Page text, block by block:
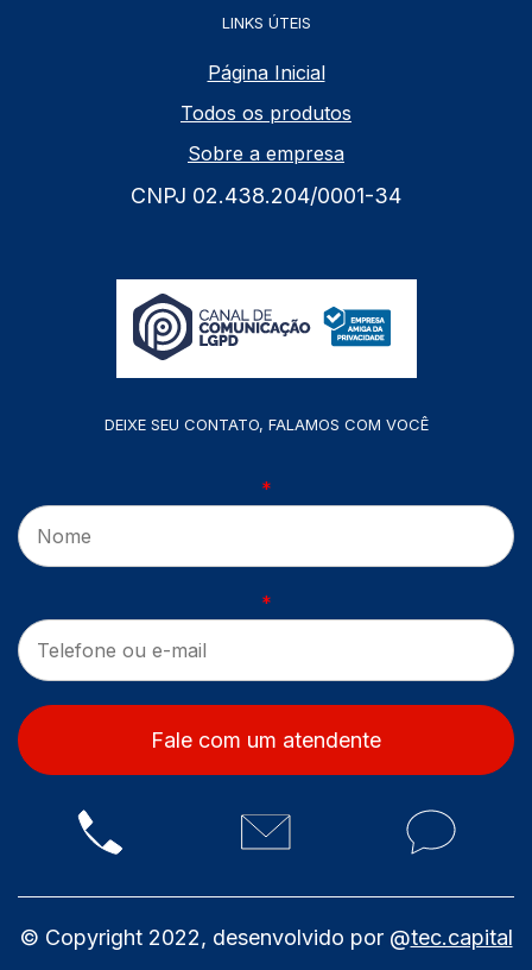
LINKS ÚTEIS
Página Inicial
Todos os produtos
Sobre a empresa
CNPJ 02.438.204/0001-34
DEIXE SEU CONTATO, FALAMOS COM VOCÊ
*
*
Fale com um atendente
© Copyright 2022, desenvolvido por @tec.capital